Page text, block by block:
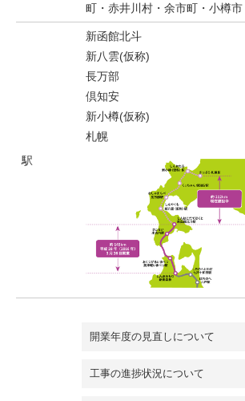
町・赤井川村・余市町・小樽
駅
新函館北斗
新八雲(仮称)
長万部
倶知安
新小樽(仮称)
札幌
開業年度の見直しについて
工事の進捗状況について